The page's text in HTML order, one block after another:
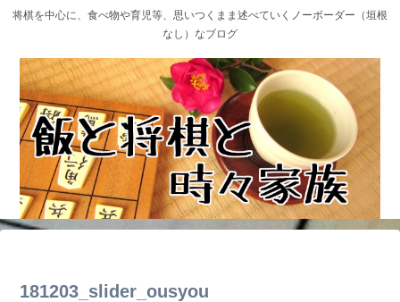
将棋を中心に、食べ物や育児等、思いつくまま述べていくノーボーダー（垣根
なし）なブログ
181203_slider_ousyou